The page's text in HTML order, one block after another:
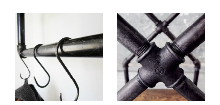
options
be
chosen
on